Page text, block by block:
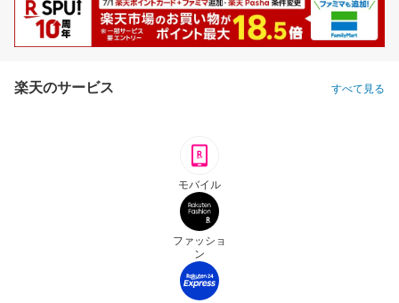
楽天のサービス すべて見る
モバイル
ファッショ
ン